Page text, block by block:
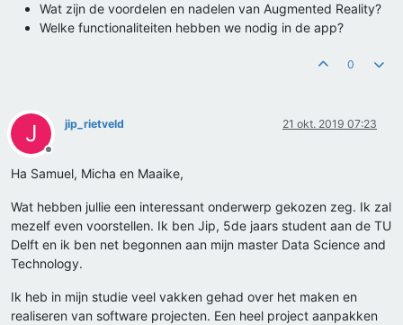
Wat zijn de voordelen en nadelen van Augmented Reality?
Welke functionaliteiten hebben we nodig in de app?
0
J
Offline
jip_rietveld 21 okt. 2019 07:23
Ha Samuel, Micha en Maaike,
Wat hebben jullie een interessant onderwerp gekozen zeg. Ik zal
mezelf even voorstellen. Ik ben Jip, 5de jaars student aan de TU
Delft en ik ben net begonnen aan mijn master Data Science and
Technology.
Ik heb in mijn studie veel vakken gehad over het maken en
realiseren van software projecten. Een heel project aanpakken